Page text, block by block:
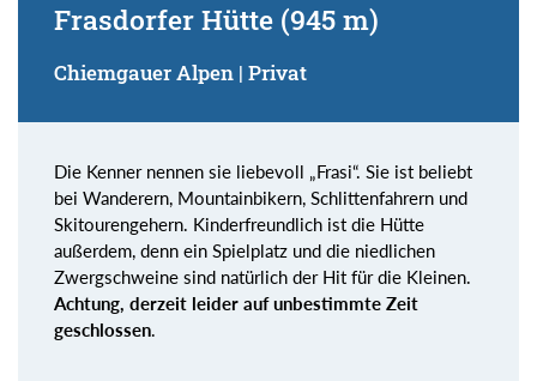
Frasdorfer Hütte (945 m)
Chiemgauer Alpen | Privat
Die Kenner nennen sie liebevoll „Frasi“. Sie ist beliebt
bei Wanderern, Mountainbikern, Schlittenfahrern und
Skitourengehern. Kinderfreundlich ist die Hütte
außerdem, denn ein Spielplatz und die niedlichen
Zwergschweine sind natürlich der Hit für die Kleinen.
Achtung, derzeit leider auf unbestimmte Zeit
geschlossen.